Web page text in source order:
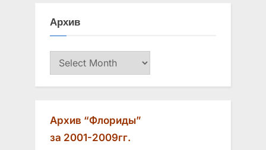
Архив
Архив
Архив “Флориды”
за 2001-2009гг.